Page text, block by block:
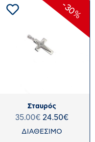
Σταυρός
35.00€ 24.50€
-30%
ΔΙΑΘΕΣΙΜΟ